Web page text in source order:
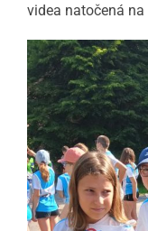
videa natočená na